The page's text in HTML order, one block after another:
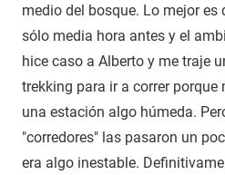
medio del bosque. Lo mejor
sólo media hora antes y el
hice caso a Alberto y me traje
trekking para ir a correr
una estación algo húmeda.
"corredores" las pasaron un
era algo inestable.